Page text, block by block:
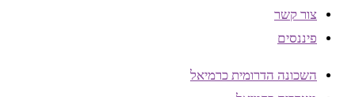
צור קשר
פיננסים
השכונה הדרומית כרמיאל